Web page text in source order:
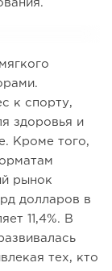
к спорту,
здоровья и
Кроме того,
рынок
долларов в
11,4%. В
тех, кто